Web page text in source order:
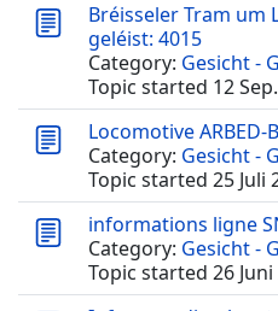
Bréisseler Tram um
geléist: 4015
Category: Gesicht -
Topic started 12
Locomotive ARBED-
Category: Gesicht -
Topic started 25 Juli
informations ligne
Category: Gesicht -
Topic started 26